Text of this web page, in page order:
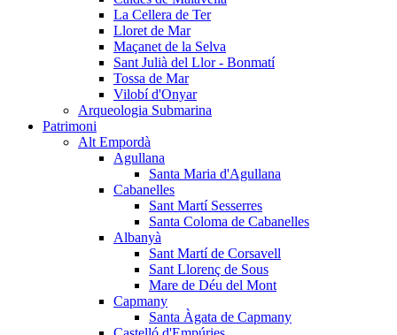
La Cellera de Ter
Lloret de Mar
Maçanet de la Selva
Sant Julià del Llor - Bonmatí
Tossa de Mar
Vilobí d'Onyar
Arqueologia Submarina
Patrimoni
Alt Empordà
Agullana
Santa Maria d'Agullana
Cabanelles
Sant Martí Sesserres
Santa Coloma de Cabanelles
Albanyà
Sant Martí de Corsavell
Sant Llorenç de Sous
Mare de Déu del Mont
Capmany
Santa Àgata de Capmany